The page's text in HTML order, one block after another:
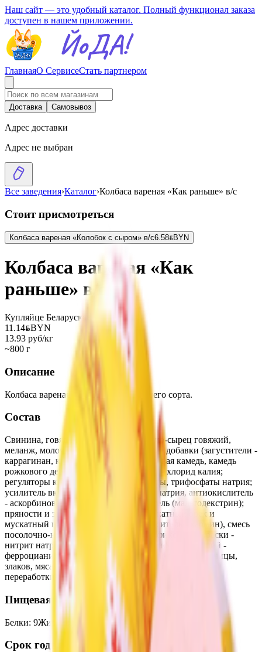
Наш сайт — это удобный каталог. Полный функционал заказа
доступен в нашем приложении.
ГлавнаяО СервисеСтать партнером
Доставка Самовывоз
Адрес доставки
Адрес не выбран
Все заведения›Каталог›Колбаса вареная «Как раньше» в/с
Стоит присмотреться
Колбаса вареная «Колобок с сыром» в/с6.58BYNBYN
Колбаса вареная «Как
раньше» в/с
Купляйце Беларускае
11.14BYNBYN
13.93 руб/кг
~800 г
Описание
Колбаса вареная «Как раньше» высшего сорта.
Состав
Свинина, говядина, вода питьевая, жир-сырец говяжий,
меланж, молочная сыворотка, пищевые добавки (загустители -
каррагинан, ксантановая камедь, гуаровая камедь, камедь
рожкового дерева; желирующий агент - хлорид калия;
регуляторы кислотности - пирофосфаты, трифосфаты натрия;
усилитель вкуса и аромата - глутамат натрия, антиокислитель
- аскорбиновая кислота, сахара, носитель (мальтодекстрин);
пряности и экстракты пряностей (мускатный орех и
мускатный цвет); декстроза, соль, краситель - кармин), смесь
посолочно-нитритная (соль пищевая; фиксатор окраски -
нитрит натрия; йодат калия; агент антислеживающий -
ферроцианид калия). Возможно наличие следов горчицы,
злаков, мяса птицы, сельдерея, сои и продуктов их
переработки.
Пищевая ценность на 100г
Белки: 9Жиры:24.2 Углеводы :0 Калории
Срок годности